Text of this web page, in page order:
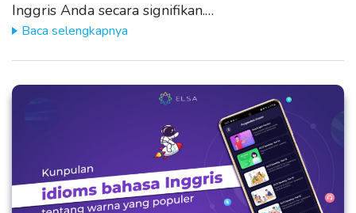
Inggris Anda secara signifikan.…
Baca selengkapnya